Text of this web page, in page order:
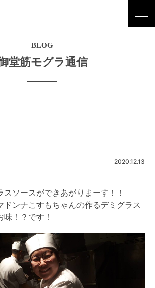
BLOG
堂筋モグラ通信
2020.12.13
スソースができあがりまーす！！
ドンナこすもちゃんの作るデミグラス
！？です！